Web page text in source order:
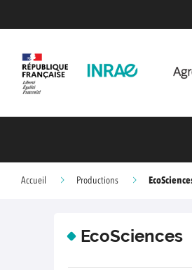
Accueil Productions
EcoSciences